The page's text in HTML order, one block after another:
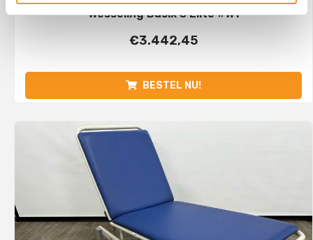
Wesseling Basix 3 Elite #W1
€3.442,45
BESTEL NU!